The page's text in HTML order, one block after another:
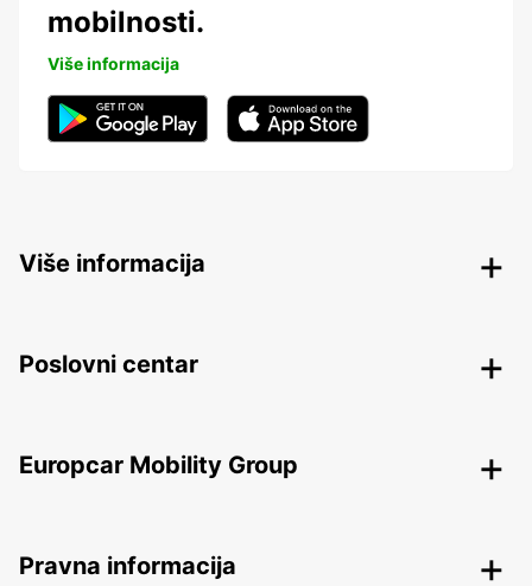
mobilnosti.
Više informacija
Više informacija
Poslovni centar
Europcar Mobility Group
Pravna informacija